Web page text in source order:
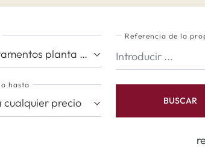
Apartamentos planta baja
Referencia de la
hasta
cualquier precio BUSCAR